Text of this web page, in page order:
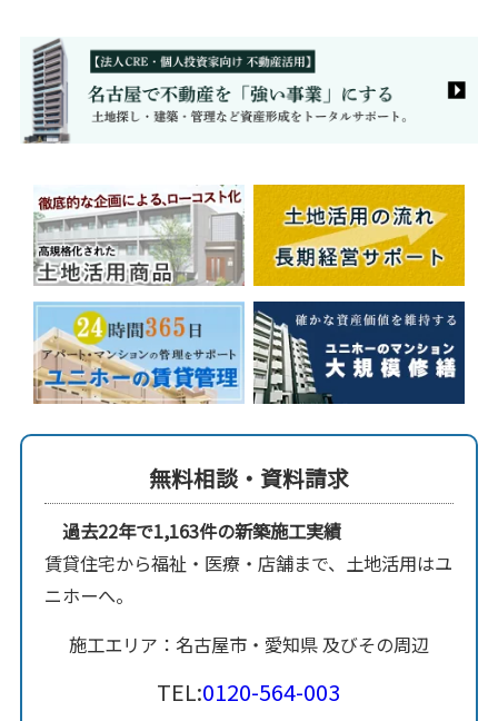
無料相談・資料請求
過去22年で1,163件の新築施工実績
賃貸住宅から福祉・医療・店舗まで、土地活用はユ
ニホーへ。
施工エリア：名古屋市・愛知県 及びその周辺
TEL:0120-564-003